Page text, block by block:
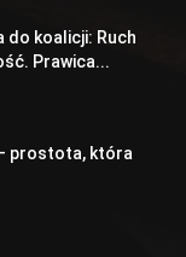
do koalicji: Ruch
Prawica...
prostota, która